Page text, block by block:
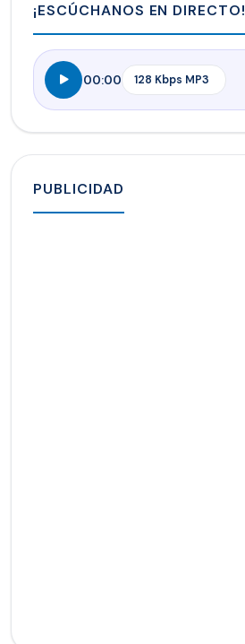
¡ESCÚCHANOS EN DIRECTO!
00:00
PUBLICIDAD